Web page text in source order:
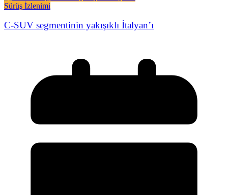
Sürüş İzlenimi
C-SUV segmentinin yakışıklı İtalyan’ı